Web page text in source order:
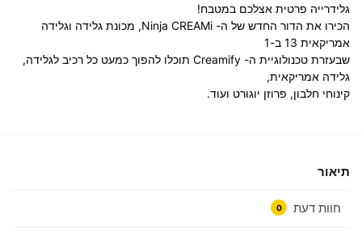
גלידרייה פרטית אצלכם במטבח!
הכירו את הדור החדש של ה- ,Ninja CREAMi מכונת גלידה וגלידה
אמריקאית 13 ב-1
שבעזרת טכנולוגיית ה- Creamify תוכלו להפוך כמעט כל רכיב לגלידה,
גלידה אמריקאית,
קינוחי חלבון, פרוזן יוגורט ועוד.
תיאור
חוות דעת 0